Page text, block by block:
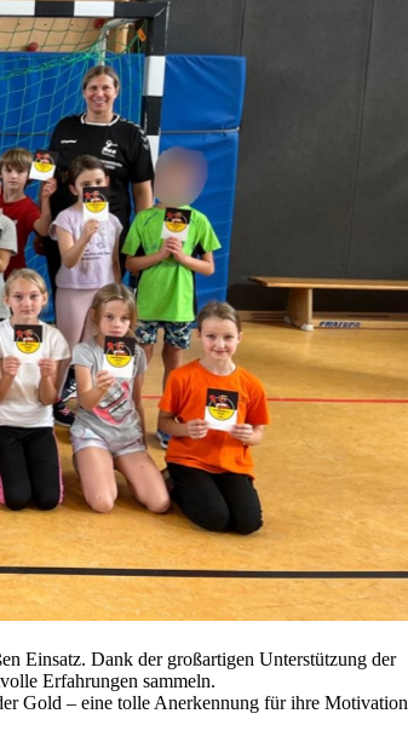
Einsatz. Dank der großartigen Unterstützung der
Erfahrungen sammeln.
Gold – eine tolle Anerkennung für ihre Motivation